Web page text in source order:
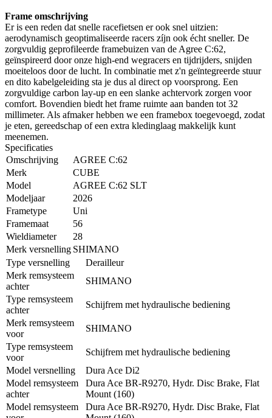
Frame omschrijving
Er is een reden dat snelle racefietsen er ook snel uitzien:
aerodynamisch geoptimaliseerde racers zíjn ook écht sneller. De
zorgvuldig geprofileerde framebuizen van de Agree C:62,
geïnspireerd door onze high-end wegracers en tijdrijders, snijden
moeiteloos door de lucht. In combinatie met z'n geïntegreerde stuur
en dito kabelgeleiding sta je dus al direct op voorsprong. Een
zorgvuldige carbon lay-up en een slanke achtervork zorgen voor
comfort. Bovendien biedt het frame ruimte aan banden tot 32
millimeter. Als afmaker hebben we een framebox toegevoegd, zodat
je eten, gereedschap of een extra kledinglaag makkelijk kunt
meenemen.
Specificaties
Omschrijving
AGREE C:62
Merk
CUBE
Model
AGREE C:62 SLT
Modeljaar
2026
Frametype
Uni
Framemaat
56
Wieldiameter
28
Merk versnelling SHIMANO
Type versnelling
Derailleur
Merk remsysteem
achter
SHIMANO
Type remsysteem
achter
Schijfrem met hydraulische bediening
Merk remsysteem
voor
SHIMANO
Type remsysteem
voor
Schijfrem met hydraulische bediening
Model versnelling
Dura Ace Di2
Model remsysteem
achter
Dura Ace BR-R9270, Hydr. Disc Brake, Flat
Mount (160)
Model remsysteem
Dura Ace BR-R9270, Hydr. Disc Brake, Flat